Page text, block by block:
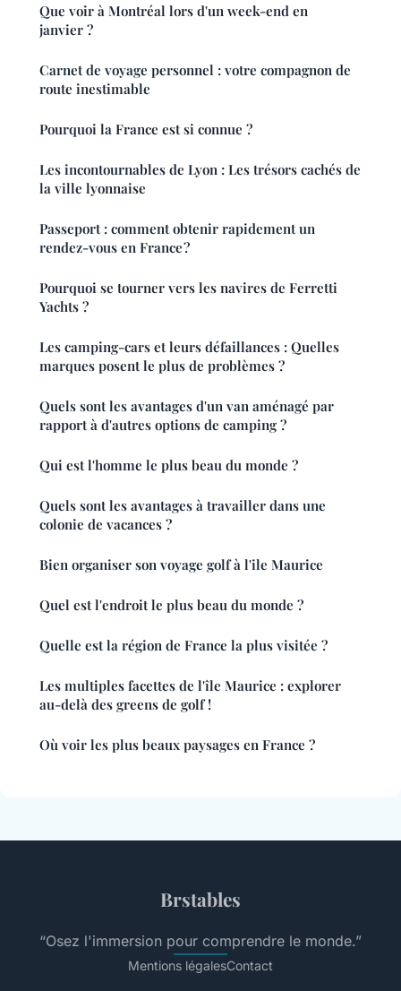
Que voir à Montréal lors d'un week-end en
janvier ?
Carnet de voyage personnel : votre compagnon de
route inestimable
Pourquoi la France est si connue ?
Les incontournables de Lyon : Les trésors cachés de
la ville lyonnaise
Passeport : comment obtenir rapidement un
rendez-vous en France ?
Pourquoi se tourner vers les navires de Ferretti
Yachts ?
Les camping-cars et leurs défaillances : Quelles
marques posent le plus de problèmes ?
Quels sont les avantages d'un van aménagé par
rapport à d'autres options de camping ?
Qui est l'homme le plus beau du monde ?
Quels sont les avantages à travailler dans une
colonie de vacances ?
Bien organiser son voyage golf à l'ile Maurice
Quel est l'endroit le plus beau du monde ?
Quelle est la région de France la plus visitée ?
Les multiples facettes de l'île Maurice : explorer
au-delà des greens de golf !
Où voir les plus beaux paysages en France ?
Brstables
“Osez l'immersion pour comprendre le monde.”
Mentions légalesContact